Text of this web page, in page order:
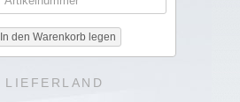
In den Warenkorb legen
LIEFERLAND